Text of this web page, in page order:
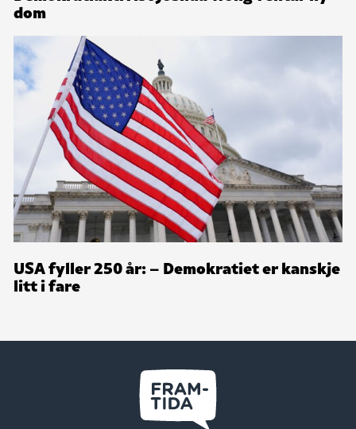
dom
USA fyller 250 år: – Demokratiet er kanskje
litt i fare